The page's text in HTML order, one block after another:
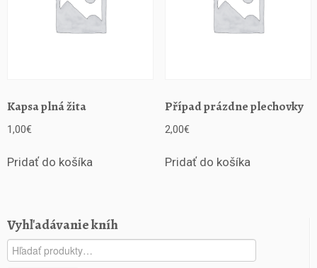
Kapsa plná žita
1,00€
Pridať do košíka
Případ prázdne plechovky
2,00€
Pridať do košíka
Vyhľadávanie kníh
Hľadať: